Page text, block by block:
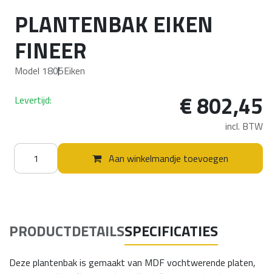
PLANTENBAK EIKEN
FINEER
Model 1805Eiken
Aan winkelmandje toevoegen
Levertijd: €802,45
incl. BTW
PRODUCTDETAILSSPECIFICATIES
Deze plantenbak is gemaakt van MDF vochtwerende platen,